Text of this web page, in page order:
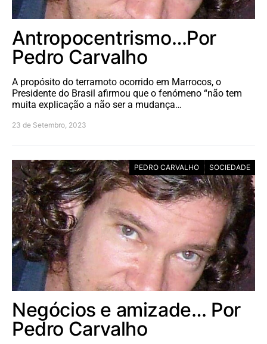
Antropocentrismo…Por
Pedro Carvalho
A propósito do terramoto ocorrido em Marrocos, o
Presidente do Brasil afirmou que o fenómeno “não tem
muita explicação a não ser a mudança…
23 de Setembro, 2023
PEDRO CARVALHO SOCIEDADE
Negócios e amizade… Por
Pedro Carvalho